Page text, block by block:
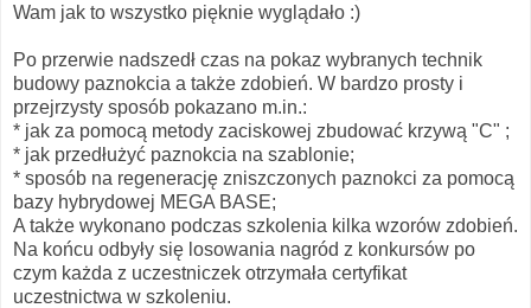
Wam jak to wszystko pięknie wyglądało :)
Po przerwie nadszedł czas na pokaz wybranych technik
budowy paznokcia a także zdobień. W bardzo prosty i
przejrzysty sposób pokazano m.in.:
* jak za pomocą metody zaciskowej zbudować krzywą "C" ;
* jak przedłużyć paznokcia na szablonie;
* sposób na regenerację zniszczonych paznokci za pomocą
bazy hybrydowej MEGA BASE;
A także wykonano podczas szkolenia kilka wzorów zdobień.
Na końcu odbyły się losowania nagród z konkursów po
czym każda z uczestniczek otrzymała certyfikat
uczestnictwa w szkoleniu.